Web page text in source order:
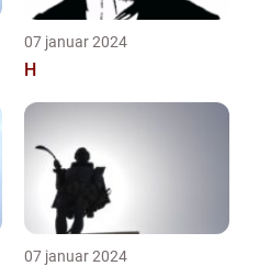
07 januar 2024
H
07 januar 2024